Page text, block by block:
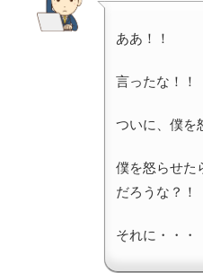
ああ！！
言ったな！！
ついに、僕を
僕を怒らせた
だろうな？！
それに・・・